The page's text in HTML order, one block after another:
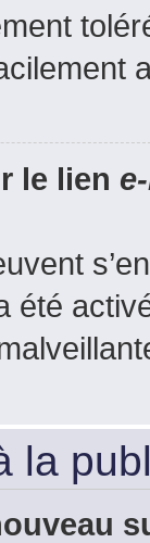
le lien
été
la